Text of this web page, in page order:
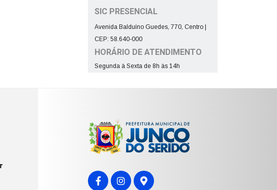
SIC PRESENCIAL
Avenida Balduíno Guedes, 770, Centro |
CEP: 58.640-000
HORÁRIO DE ATENDIMENTO
Segunda à Sexta de 8h às 14h